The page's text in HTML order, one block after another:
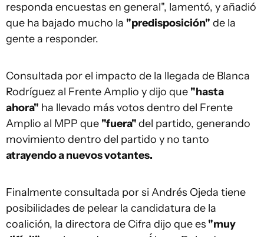
responda encuestas en general", lamentó, y añadió
que ha bajado mucho la "predisposición" de la
gente a responder.
Consultada por el impacto de la llegada de Blanca
Rodríguez al Frente Amplio y dijo que "hasta
ahora" ha llevado más votos dentro del Frente
Amplio al MPP que "fuera"del partido, generando
movimiento dentro del partido y no tanto
atrayendo a nuevos votantes.
Finalmente consultada por si Andrés Ojeda tiene
posibilidades de pelear la candidatura de la
coalición, la directora de Cifra dijo que es "muy